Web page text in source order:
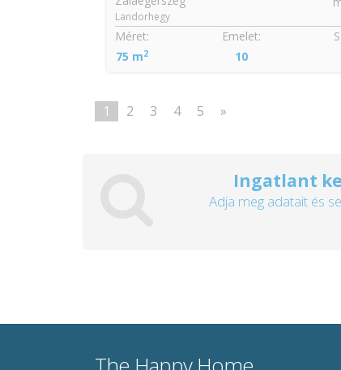
Landorhegy
Méret:
75 m2
Emelet:
10
1 2 3 4 5 »
Ingatlant
Adja meg adatait és